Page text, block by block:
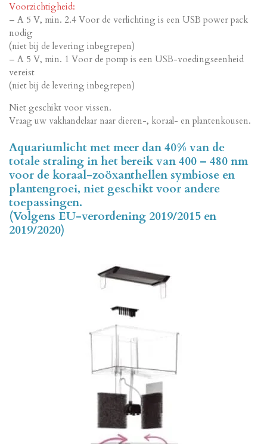
Voorzichtigheid:
– A 5 V, min. 2.4 Voor de verlichting is een USB power pack
nodig
(niet bij de levering inbegrepen)
– A 5 V, min. 1 Voor de pomp is een USB-voedingseenheid
vereist
(niet bij de levering inbegrepen)
Niet geschikt voor vissen.
Vraag uw vakhandelaar naar dieren-, koraal- en plantenkousen.
Aquariumlicht met meer dan 40% van de
totale straling in het bereik van 400 – 480 nm
voor de koraal-zoöxanthellen symbiose en
plantengroei, niet geschikt voor andere
toepassingen.
(Volgens EU-verordening 2019/2015 en
2019/2020)